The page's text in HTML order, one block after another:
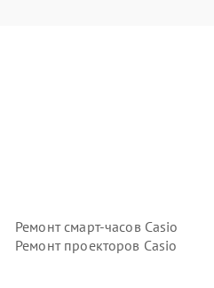
Ремонт смарт-часов Casio
Ремонт проекторов Casio